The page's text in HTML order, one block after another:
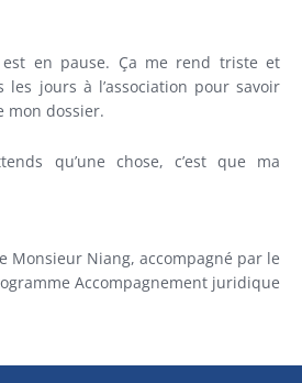
en pause. Ça me rend triste et
les jours à l’association pour savoir
mon dossier.
qu’une chose, c’est que ma
Monsieur Niang, accompagné par le
Accompagnement juridique